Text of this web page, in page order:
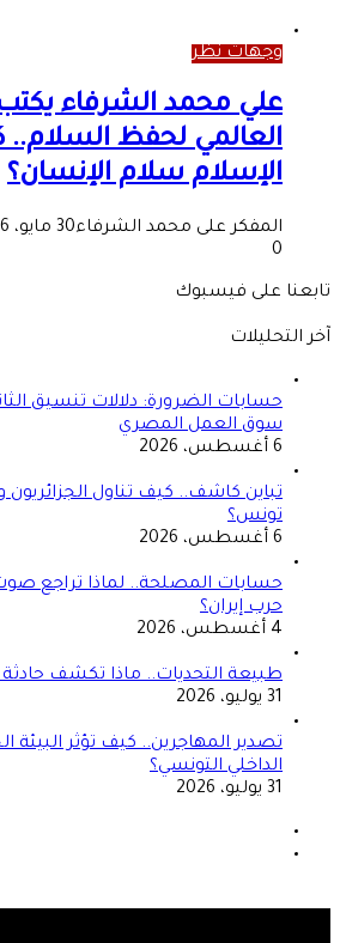
وجهات نظر
علي محمد الشرفاء
العالمي لحفظ
الإسلام سلام الإنسان؟
المفكر على محمد الشرفاء30 مايو، 2026
0
تابعنا على فيسبوك
آخر التحليلات
سوق العمل المصري
6 أغسطس، 2026
تباين كاشف.. كيف تناول الجزائريون
تونس؟
6 أغسطس، 2026
حسابات المصلحة.. لماذا تراجع صوت
حرب إيران؟
4 أغسطس، 2026
طبيعة التحديات.. ماذا تكشف
31 يوليو، 2026
تصدير المهاجرين.. كيف تؤثر البيئة
الداخلي التونسي؟
31 يوليو، 2026